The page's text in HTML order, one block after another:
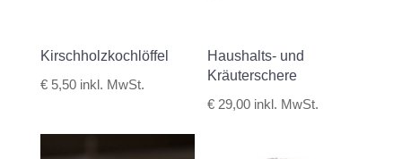
Kirschholzkochlöffel
€5,50 inkl. MwSt.
Haushalts- und
Kräuterschere
€ 29,00 inkl. MwSt.